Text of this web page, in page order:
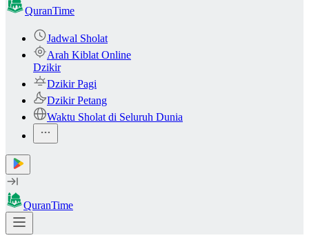
QuranTime
Jadwal Sholat
Arah Kiblat Online
Dzikir
Dzikir Pagi
Dzikir Petang
Waktu Sholat di Seluruh Dunia
QuranTime